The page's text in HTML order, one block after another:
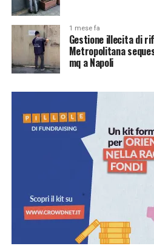
1 mese fa
Gestione illecita di
Metropolitana
mq a Napoli